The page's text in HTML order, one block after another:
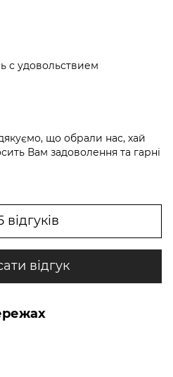
с удовольствием
що обрали нас, хай
Вам задоволення та гарні
відгук